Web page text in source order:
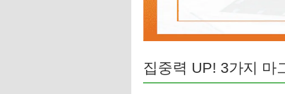
집중력 UP! 3가지 마